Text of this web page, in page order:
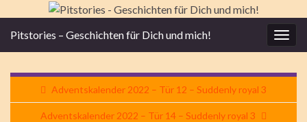
Pitstories – Geschichten für Dich und mich!
Adventskalender 2022 – Tür 12 – Suddenly royal 3
Adventskalender 2022 – Tür 14 – Suddenly royal 3